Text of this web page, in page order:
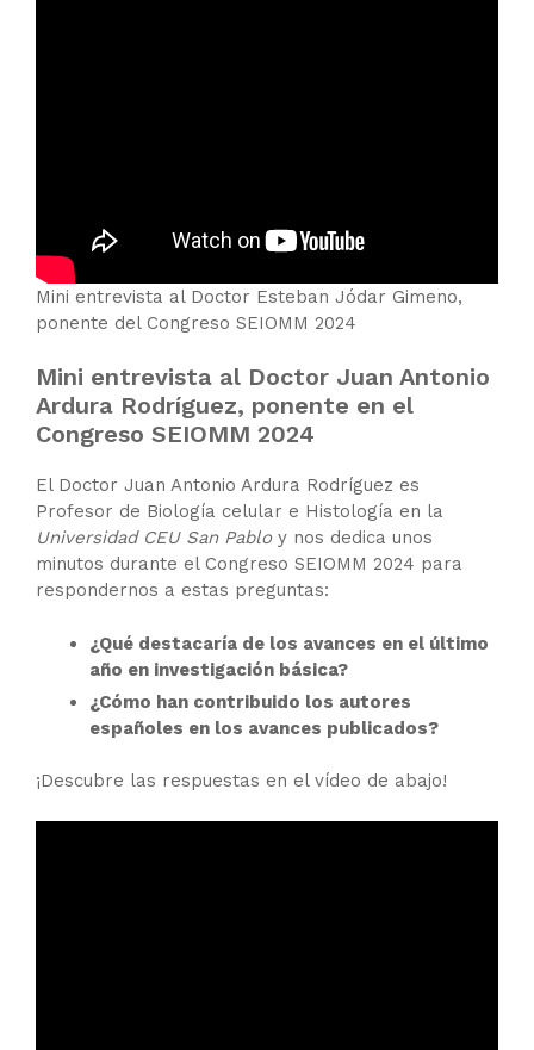
Mini entrevista al Doctor Esteban Jódar Gimeno,
ponente del Congreso SEIOMM 2024
Mini entrevista al Doctor Juan Antonio
Ardura Rodríguez, ponente en el
Congreso SEIOMM 2024
El Doctor Juan Antonio Ardura Rodríguez es
Profesor de Biología celular e Histología en la
Universidad CEU San Pabloy nos dedica unos
minutos durante el Congreso SEIOMM 2024 para
respondernos a estas preguntas:
¿Qué destacaría de los avances en el último
año en investigación básica?
¿Cómo han contribuido los autores
españoles en los avances publicados?
¡Descubre las respuestas en el vídeo de abajo!